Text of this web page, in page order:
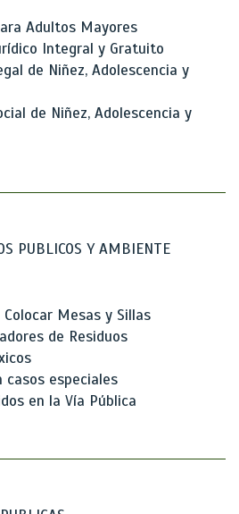
Adultos Mayores
Integral y Gratuito
de Niñez, Adolescencia y
de Niñez, Adolescencia y
PUBLICOS Y AMBIENTE
Mesas y Sillas
de Residuos
casos especiales
en la Vía Pública